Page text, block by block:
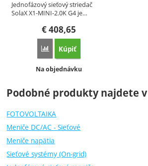
Jednofázový sieťový striedač
SolaX X1-MINI-2.0K G4 je…
€408,65
Porovnať
Kúpiť
Dostupnosť:
Na objednávku
Podobné produkty najdete v
FOTOVOLTAIKA
Meniče DC/AC - Sieťové
Meniče napätia
Sieťové systémy (On-grid)